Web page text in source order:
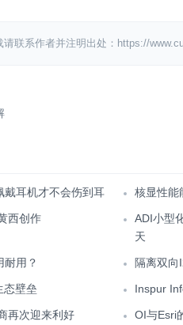
联系作者并注明出处：https://
戴耳机才不会伤到耳 核显性能
西创作
ADI小型
天
耐用？ 隔离双向
态壁垒 Inspur
再次迎来利好 OI与Esri